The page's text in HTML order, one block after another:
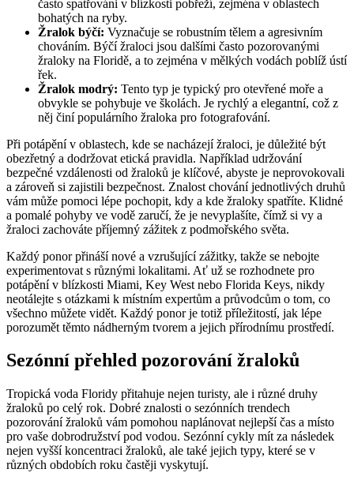
často spatřováni v blízkosti pobřeží, zejména v oblastech
bohatých na ryby.
Žralok býčí: Vyznačuje se robustním tělem a agresivním
chováním. Býčí žraloci jsou dalšími často pozorovanými
žraloky na Floridě, a to zejména v mělkých vodách poblíž ústí
řek.
Žralok modrý: Tento typ je typický pro otevřené moře a
obvykle se pohybuje ve školách. Je rychlý a elegantní, což z
něj činí populárního žraloka pro fotografování.
Při potápění v oblastech, kde se nacházejí žraloci, je důležité být
obezřetný a dodržovat etická pravidla. Například udržování
bezpečné vzdálenosti od žraloků je klíčové, abyste je neprovokovali
a zároveň si zajistili bezpečnost. Znalost chování jednotlivých druhů
vám může pomoci lépe pochopit, kdy a kde žraloky spatříte. Klidné
a pomalé pohyby ve vodě zaručí, že je nevyplašíte, čímž si vy a
žraloci zachováte příjemný zážitek z podmořského světa.
Každý ponor přináší nové a vzrušující zážitky, takže se nebojte
experimentovat s různými lokalitami. Ať už se rozhodnete pro
potápění v blízkosti Miami, Key West nebo Florida Keys, nikdy
neotálejte s otázkami k místním expertům a průvodcům o tom, co
všechno můžete vidět. Každý ponor je totiž příležitostí, jak lépe
porozumět těmto nádherným tvorem a jejich přírodnímu prostředí.
Sezónní přehled pozorování žraloků
Tropická voda Floridy přitahuje nejen turisty, ale i různé druhy
žraloků po celý rok. Dobré znalosti o sezónních trendech
pozorování žraloků vám pomohou naplánovat nejlepší čas a místo
pro vaše dobrodružství pod vodou. Sezónní cykly mít za následek
nejen vyšší koncentraci žraloků, ale také jejich typy, které se v
různých obdobích roku častěji vyskytují.